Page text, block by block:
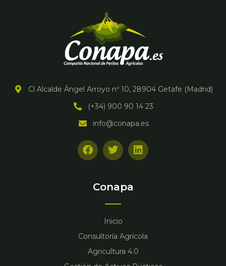
Cl Alcalde Ángel Arroyo nº 10, 28904 Getafe (Madrid)
(+34) 900 90 14 23
info@conapa.es
F
a
b
T
w
t
r
L
i
Conapa
Inicio
Consultoría Agrícola
Agricultura 4.0